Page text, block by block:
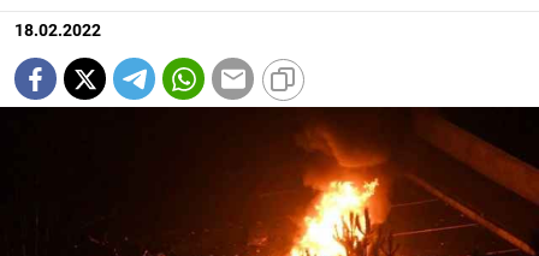
18.02.2022